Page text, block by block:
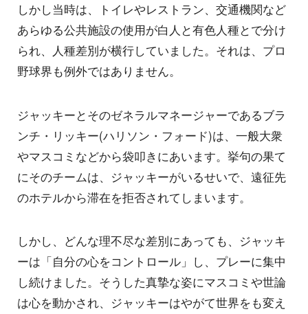
しかし当時は、トイレやレストラン、交通機関など
あらゆる公共施設の使用が白人と有色人種とで分け
られ、人種差別が横行していました。それは、プロ
野球界も例外ではありません。
ジャッキーとそのゼネラルマネージャーであるブラ
ンチ・リッキー(ハリソン・フォード)は、一般大衆
やマスコミなどから袋叩きにあいます。挙句の果て
にそのチームは、ジャッキーがいるせいで、遠征先
のホテルから滞在を拒否されてしまいます。
しかし、どんな理不尽な差別にあっても、ジャッキ
ーは「自分の心をコントロール」し、プレーに集中
し続けました。そうした真摯な姿にマスコミや世論
は心を動かされ、ジャッキーはやがて世界をも変え